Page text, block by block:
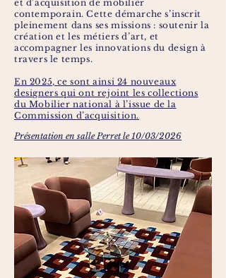
et d’acquisition de mobilier
contemporain. Cette démarche s’inscrit
pleinement dans ses missions : soutenir la
création et les métiers d’art, et
accompagner les innovations du design à
travers le temps.
En 2025, ce sont ainsi 24 nouveaux
designers qui ont rejoint les collections
du Mobilier national à l’issue de la
Commission d’acquisition.
Présentation en salle Perret le 10/03/2026